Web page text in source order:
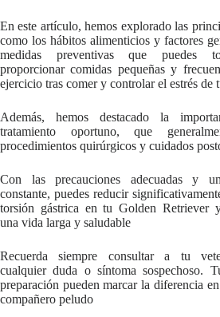
En este artículo, hemos explorado las
como los hábitos alimenticios y factores
medidas preventivas que puedes
proporcionar comidas pequeñas y
ejercicio tras comer y controlar el estrés de
Además, hemos destacado la
tratamiento oportuno, que
procedimientos quirúrgicos y cuidados
Con las precauciones adecuadas y
constante, puedes reducir
torsión gástrica en tu Golden Retriever
una vida larga y saludable
Recuerda siempre consultar a tu
cualquier duda o síntoma sospechoso.
preparación pueden marcar la diferencia
compañero peludo